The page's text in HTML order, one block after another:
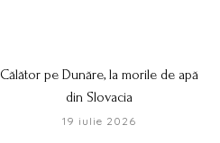
Călător pe Dunăre, la morile de apă
din Slovacia
19 iulie 2026